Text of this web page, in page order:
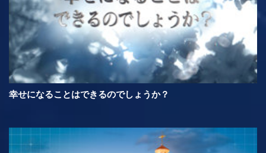
幸せになることはできるのでしょうか？